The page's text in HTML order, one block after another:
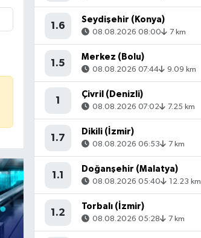
1.6
Seydişehir (Konya)
08.08.2026 08:00 7 km
1.5
Merkez (Bolu)
08.08.2026 07:44 9.09 km
1
Çivril (Denizli)
08.08.2026 07:02 7.25 km
1.7
Dikili (İzmir)
08.08.2026 06:53 7 km
1.1
Doğanşehir (Malatya)
08.08.2026 05:40 12.23 km
1.2
Torbalı (İzmir)
08.08.2026 05:28 7 km